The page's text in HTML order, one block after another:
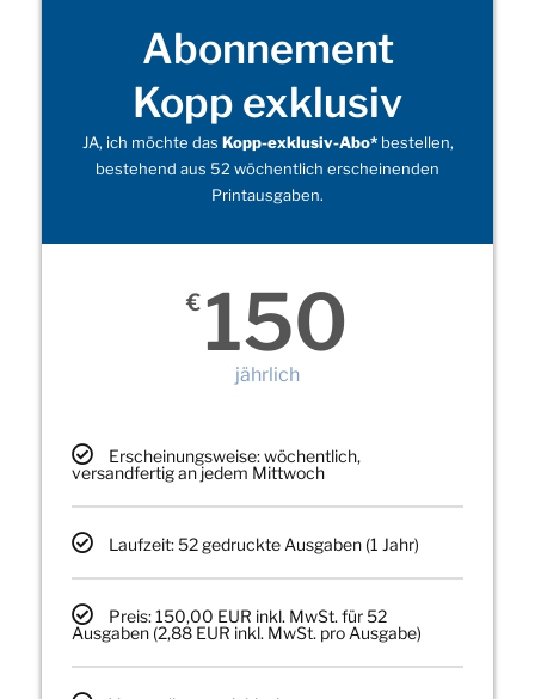
Abonnement
Kopp exklusiv
JA, ich möchte das Kopp-exklusiv-Abo*bestellen,
bestehend aus 52 wöchentlich erscheinenden
Printausgaben.
€ 150
jährlich
Erscheinungsweise: wöchentlich,
versandfertig an jedem Mittwoch
Laufzeit: 52 gedruckte Ausgaben (1 Jahr)
Preis: 150,00 EUR inkl. MwSt. für 52
Ausgaben (2,88 EUR inkl. MwSt. pro Ausgabe)